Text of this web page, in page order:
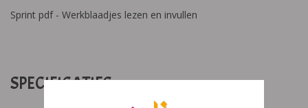
Sprint pdf - Werkblaadjes lezen en invullen
SPECIFICATIES: